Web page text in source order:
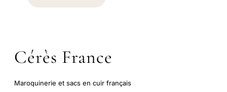
Cérès France
Maroquinerie et sacs en cuir français